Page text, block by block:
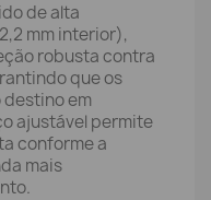
de alta
mm interior),
robusta contra
que os
em
ajustável permite
conforme a
mais